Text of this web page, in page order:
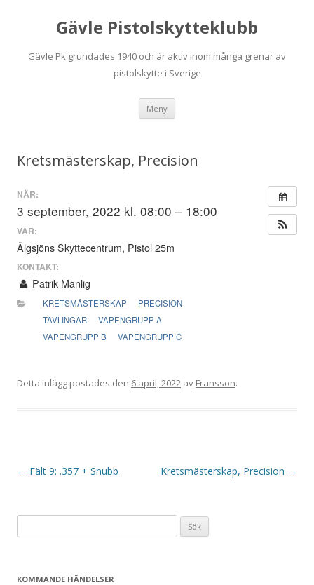
Gävle Pistolskytteklubb
Gävle Pk grundades 1940 och är aktiv inom många grenar av
pistolskytte i Sverige
Meny
Kretsmästerskap, Precision
NÄR:
3 september, 2022 kl. 08:00 – 18:00
VAR:
Älgsjöns Skyttecentrum, Pistol 25m
KONTAKT:
Patrik Manlig
KRETSMÄSTERSKAP
PRECISION
TÄVLINGAR
VAPENGRUPP A
VAPENGRUPP B
VAPENGRUPP C
Detta inlägg postades den 6 april, 2022 av Fransson.
I← Fält 9: .357 + Snubb Kretsmästerskap, Precision →
efter:
KOMMANDE HÄNDELSER